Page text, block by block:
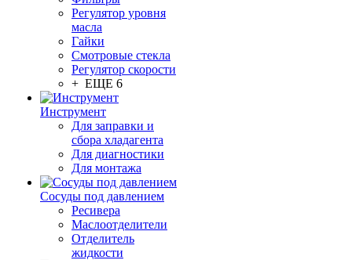
Регулятор уровня
масла
Гайки
Смотровые стекла
Регулятор скорости
+ ЕЩЕ 6
Инструмент
Для заправки и
сбора хладагента
Для диагностики
Для монтажа
Сосуды под давлением
Ресивера
Маслоотделители
Отделитель
жидкости